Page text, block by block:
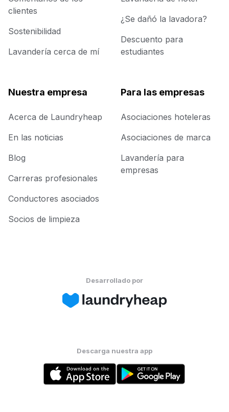
clientes
Sostenibilidad
Lavandería cerca de mí
¿Se dañó la lavadora?
Descuento para
estudiantes
Nuestra empresa
Acerca de Laundryheap
En las noticias
Blog
Carreras profesionales
Conductores asociados
Socios de limpieza
Para las empresas
Asociaciones hoteleras
Asociaciones de marca
Lavandería para
empresas
Desarrollado por
Descarga nuestra app